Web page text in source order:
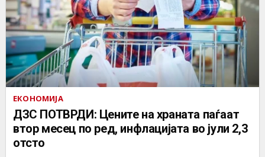
ЕКОНОМИЈА
ДЗС ПОТВРДИ: Цените на храната паѓаат
втор месец по ред, инфлацијата во јули 2,3
отсто